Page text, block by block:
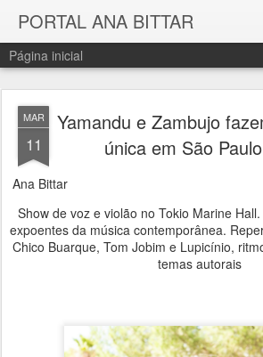
PORTAL ANA BITTAR
Página inicial
MAR
11
Yamandu e Zambujo
única em São
Ana Bittar
Show de voz e violão no Tokio Marine
expoentes da música contemporânea.
Chico Buarque, Tom Jobim e Lupicínio,
temas autorais